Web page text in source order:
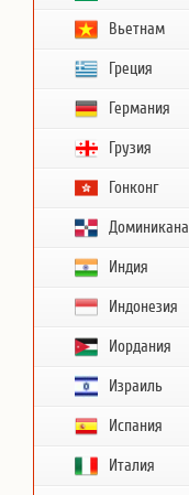
Вьетнам
Греция
Германия
Грузия
Гонконг
Доминикана
Индия
Индонезия
Иордания
Израиль
Испания
Италия